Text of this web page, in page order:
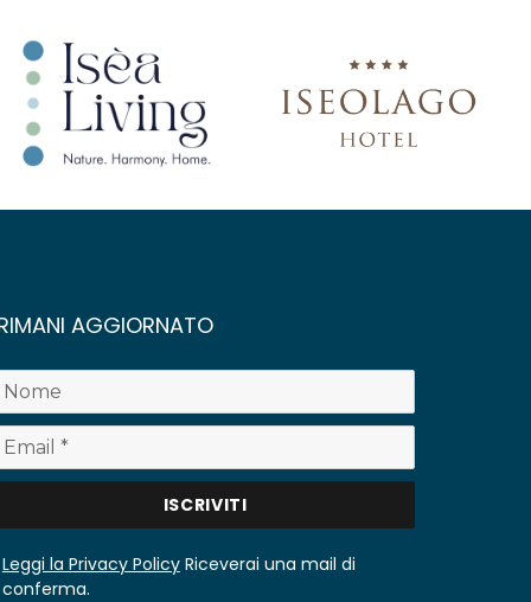
AGGIORNATO
Leggi la Privacy PolicyRiceverai una mail di
conferma.